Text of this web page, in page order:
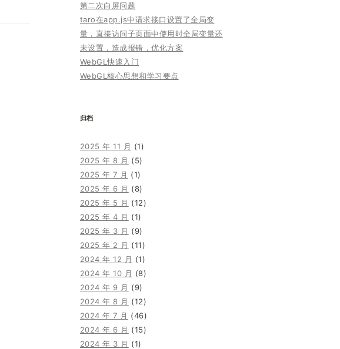
第二次白屏问题
taro在app.js中请求接口设置了全局变
量，直接访问子页面中使用时全局变量还
未设置，造成报错，优化方案
WebGL快速入门
WebGL核心思想和学习要点
归档
2025 年 11 月 (1)
2025 年 8 月 (5)
2025 年 7 月 (1)
2025 年 6 月 (8)
2025 年 5 月 (12)
2025 年 4 月 (1)
2025 年 3 月 (9)
2025 年 2 月 (11)
2024 年 12 月 (1)
2024 年 10 月 (8)
2024 年 9 月 (9)
2024 年 8 月 (12)
2024 年 7 月 (46)
2024 年 6 月 (15)
2024 年 3 月 (1)